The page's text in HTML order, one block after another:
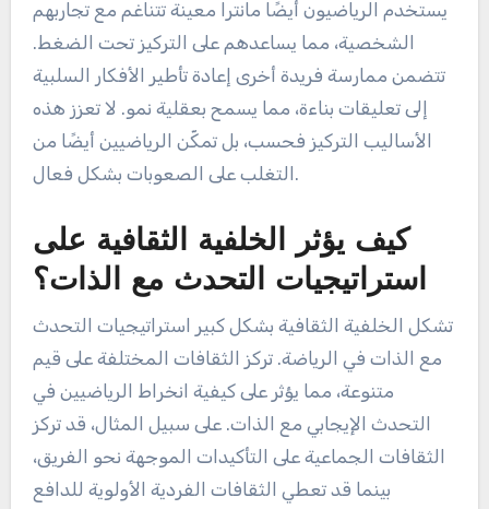
يستخدم الرياضيون أيضًا مانترا معينة تتناغم مع تجاربهم
الشخصية، مما يساعدهم على التركيز تحت الضغط.
تتضمن ممارسة فريدة أخرى إعادة تأطير الأفكار السلبية
إلى تعليقات بناءة، مما يسمح بعقلية نمو. لا تعزز هذه
الأساليب التركيز فحسب، بل تمكّن الرياضيين أيضًا من
التغلب على الصعوبات بشكل فعال.
كيف يؤثر الخلفية الثقافية على
استراتيجيات التحدث مع الذات؟
تشكل الخلفية الثقافية بشكل كبير استراتيجيات التحدث
مع الذات في الرياضة. تركز الثقافات المختلفة على قيم
متنوعة، مما يؤثر على كيفية انخراط الرياضيين في
التحدث الإيجابي مع الذات. على سبيل المثال، قد تركز
الثقافات الجماعية على التأكيدات الموجهة نحو الفريق،
بينما قد تعطي الثقافات الفردية الأولوية للدافع